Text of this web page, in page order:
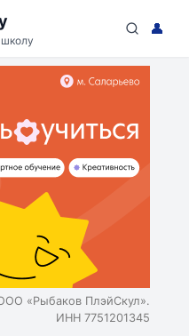
👤
«Рыбаков ПлэйСкул».
ИНН 7751201345